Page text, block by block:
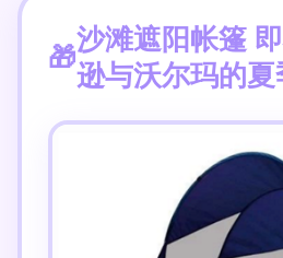
沙滩遮阳帐篷
逊与沃尔玛的夏